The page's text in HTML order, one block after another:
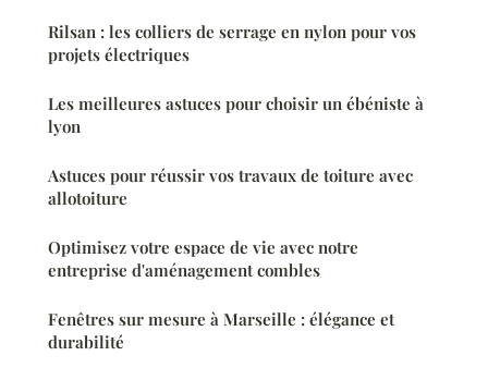
Rilsan : les colliers de serrage en nylon pour vos
projets électriques
Les meilleures astuces pour choisir un ébéniste à
lyon
Astuces pour réussir vos travaux de toiture avec
allotoiture
Optimisez votre espace de vie avec notre
entreprise d'aménagement combles
Fenêtres sur mesure à Marseille : élégance et
durabilité